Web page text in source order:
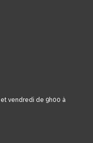
et vendredi de 9h00 à